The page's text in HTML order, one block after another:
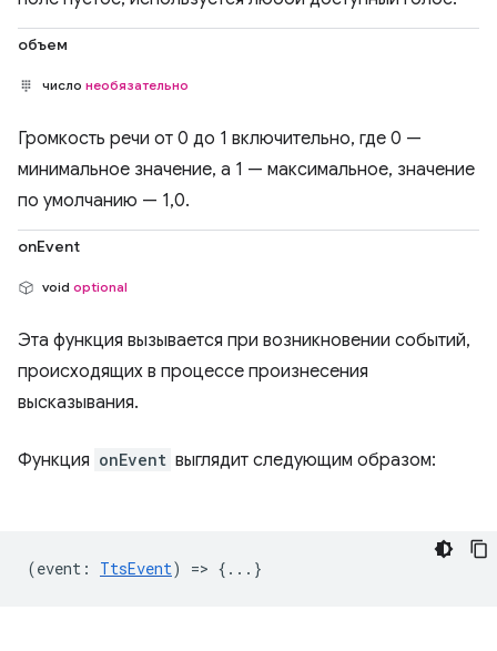
объем
число необязательно
Громкость речи от 0 до 1 включительно, где 0 —
минимальное значение, а 1 — максимальное, значение
по умолчанию — 1,0.
onEvent
void optional
Эта функция вызывается при возникновении событий,
происходящих в процессе произнесения
высказывания.
Функция onEvent выглядит следующим образом:
(event : TtsEvent) => {...}